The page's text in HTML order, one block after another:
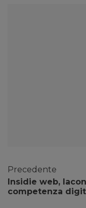
Precedente
Insidie web,
competenza